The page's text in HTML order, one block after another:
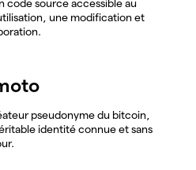
code source accessible au
une modification et
pseudonyme du bitcoin,
identité connue et sans